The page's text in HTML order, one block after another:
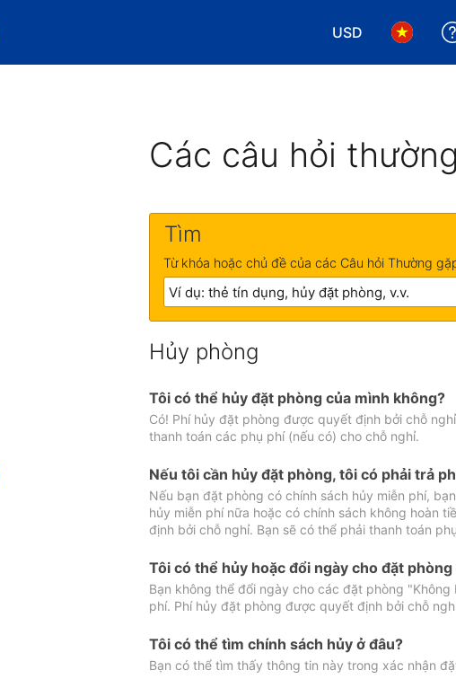
USD
Chọn loại tiền tệ
Chọn
Các câu hỏi
Tìm
Từ khóa hoặc chủ đề của các Câu hỏi Thường
Hủy phòng
Tôi có thể hủy đặt phòng của mình không?
Có! Phí hủy đặt phòng được quyết định bởi chỗ
thanh toán các phụ phí (nếu có) cho chỗ nghỉ.
Nếu tôi cần hủy đặt phòng, tôi có phải trả
Nếu bạn đặt phòng có chính sách hủy miễn phí,
hủy miễn phí nữa hoặc có chính sách không hoàn
định bởi chỗ nghỉ. Bạn sẽ có thể phải thanh toán
Tôi có thể hủy hoặc đổi ngày cho đặt
Bạn không thể đổi ngày cho các đặt phòng
phí. Phí hủy đặt phòng được quyết định bởi chỗ
Tôi có thể tìm chính sách hủy ở đâu?
Bạn có thể tìm thấy thông tin này trong xác nhận